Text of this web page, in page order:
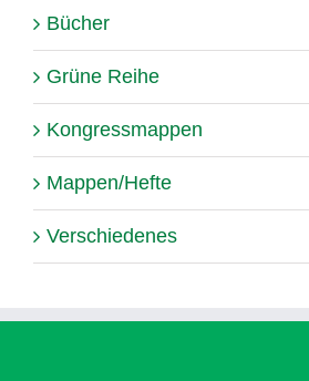
Bücher
Grüne Reihe
Kongressmappen
Mappen/Hefte
Verschiedenes